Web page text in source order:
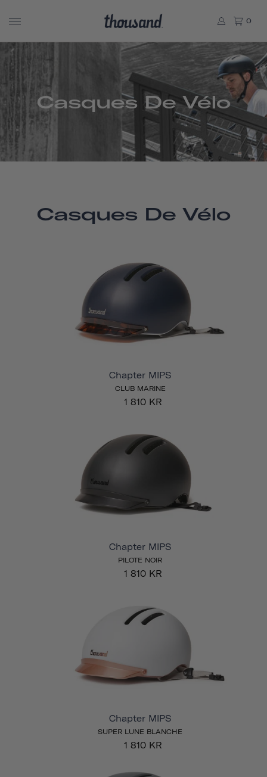
0
Casques De Vélo
Casques De Vélo
Chapter MIPS
CLUB MARINE
1 810 KR
Chapter MIPS
PILOTE NOIR
1 810 KR
Chapter MIPS
SUPER LUNE BLANCHE
1 810 KR